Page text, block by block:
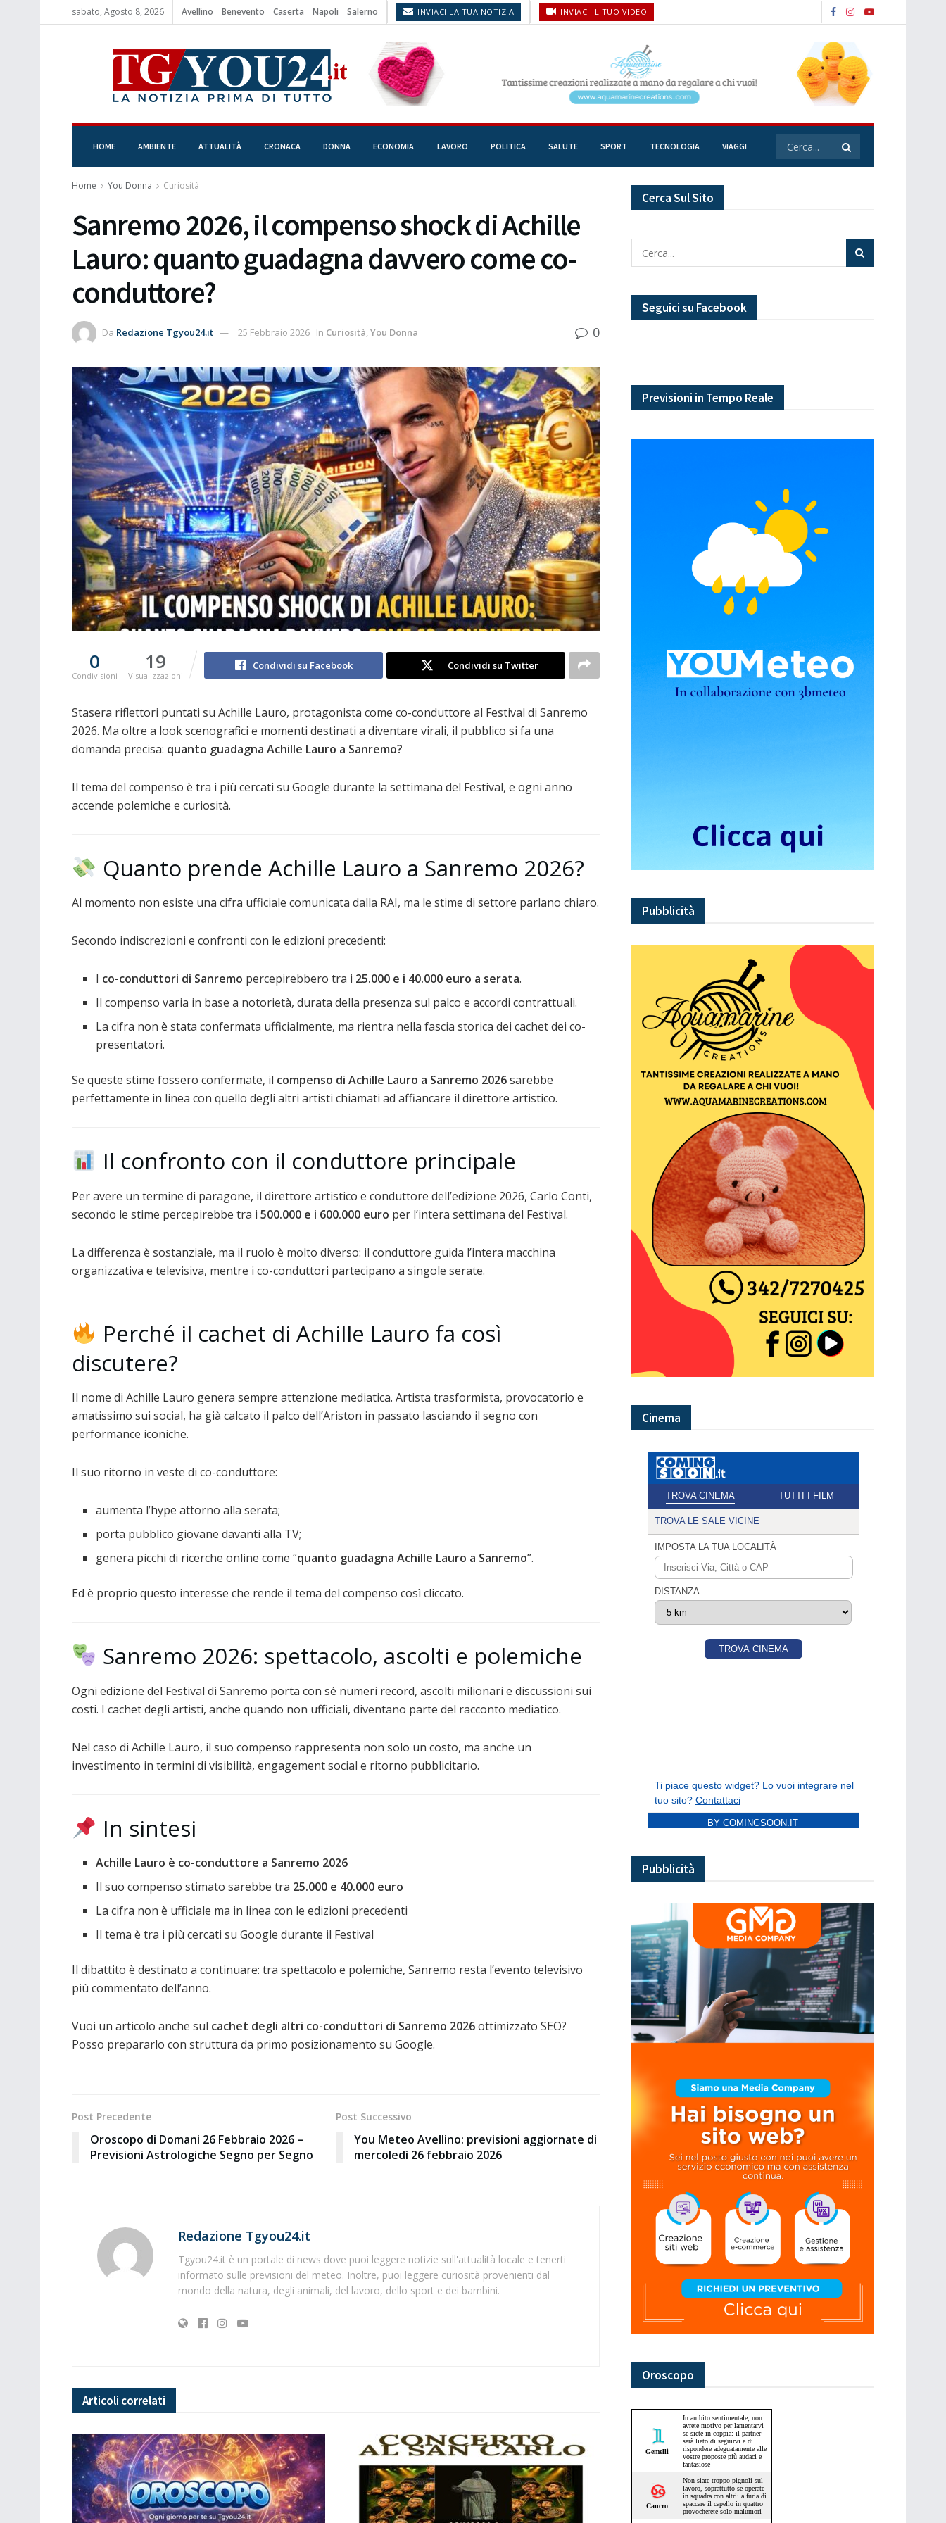
sabato, Agosto 8, 2026 Avellino Benevento Caserta Napoli Salerno INVIACI LA TUA NOTIZIA INVIACI IL TUO VIDEO
HOME AMBIENTE ATTUALITÀ CRONACA DONNA ECONOMIA LAVORO POLITICA SALUTE SPORT TECNOLOGIA VIAGGI
Home You Donna Curiosità
Sanremo 2026, il compenso shock di Achille
Lauro: quanto guadagna davvero come co-
conduttore?
Da Redazione Tgyou24.it 25 Febbraio 2026 In Curiosità,You Donna 0
0
Condivisioni
19
Visualizzazioni
Condividi su Facebook Condividi su Twitter
Stasera riflettori puntati su Achille Lauro, protagonista come co-conduttore al Festival di Sanremo
2026. Ma oltre a look scenografici e momenti destinati a diventare virali, il pubblico si fa una
domanda precisa: quanto guadagna Achille Lauro a Sanremo?
Il tema del compenso è tra i più cercati su Google durante la settimana del Festival, e ogni anno
accende polemiche e curiosità.
Quanto prende Achille Lauro a Sanremo 2026?
Al momento non esiste una cifra ufficiale comunicata dalla RAI, ma le stime di settore parlano chiaro.
Secondo indiscrezioni e confronti con le edizioni precedenti:
I co-conduttori di Sanremo percepirebbero tra i 25.000 e i 40.000 euro a serata.
Il compenso varia in base a notorietà, durata della presenza sul palco e accordi contrattuali.
La cifra non è stata confermata ufficialmente, ma rientra nella fascia storica dei cachet dei co-
presentatori.
Se queste stime fossero confermate, il compenso di Achille Lauro a Sanremo 2026sarebbe
perfettamente in linea con quello degli altri artisti chiamati ad affiancare il direttore artistico.
Il confronto con il conduttore principale
Per avere un termine di paragone, il direttore artistico e conduttore dell’edizione 2026, Carlo Conti,
secondo le stime percepirebbe tra i 500.000 e i 600.000 euro per l’intera settimana del Festival.
La differenza è sostanziale, ma il ruolo è molto diverso: il conduttore guida l’intera macchina
organizzativa e televisiva, mentre i co-conduttori partecipano a singole serate.
Perché il cachet di Achille Lauro fa così
discutere?
Il nome di Achille Lauro genera sempre attenzione mediatica. Artista trasformista, provocatorio e
amatissimo sui social, ha già calcato il palco dell’Ariston in passato lasciando il segno con
performance iconiche.
Il suo ritorno in veste di co-conduttore:
aumenta l’hype attorno alla serata;
porta pubblico giovane davanti alla TV;
genera picchi di ricerche online come “quanto guadagna Achille Lauro a Sanremo”.
Ed è proprio questo interesse che rende il tema del compenso così cliccato.
Sanremo 2026: spettacolo, ascolti e polemiche
Ogni edizione del Festival di Sanremo porta con sé numeri record, ascolti milionari e discussioni sui
costi. I cachet degli artisti, anche quando non ufficiali, diventano parte del racconto mediatico.
Nel caso di Achille Lauro, il suo compenso rappresenta non solo un costo, ma anche un
investimento in termini di visibilità, engagement social e ritorno pubblicitario.
In sintesi
Achille Lauro è co-conduttore a Sanremo 2026
Il suo compenso stimato sarebbe tra 25.000 e 40.000 euro
La cifra non è ufficiale ma in linea con le edizioni precedenti
Il tema è tra i più cercati su Google durante il Festival
Il dibattito è destinato a continuare: tra spettacolo e polemiche, Sanremo resta l’evento televisivo
più commentato dell’anno.
Vuoi un articolo anche sul cachet degli altri co-conduttori di Sanremo 2026ottimizzato SEO?
Posso prepararlo con struttura da primo posizionamento su Google.
Post Precedente
Oroscopo di Domani 26 Febbraio 2026 –
Previsioni Astrologiche Segno per Segno
Post Successivo
You Meteo Avellino: previsioni aggiornate di
mercoledì 26 febbraio 2026
Redazione Tgyou24.it
Tgyou24.it è un portale di news dove puoi leggere notizie sull'attualità locale e tenerti
informato sulle previsioni del meteo. Inoltre, puoi leggere curiosità provenienti dal
mondo della natura, degli animali, del lavoro, dello sport e dei bambini.
Articoli correlati
Cerca Sul Sito
Seguici su Facebook
Previsioni in Tempo Reale
Pubblicità
Cinema
BY COMINGSOON.IT
Pubblicità
Oroscopo